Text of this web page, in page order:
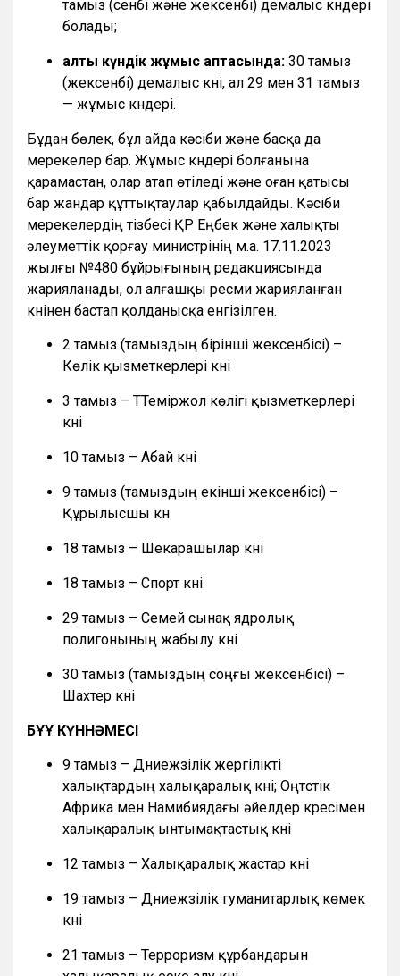
тамыз (сенбі және жексенбі) демалыс күндері
болады;
алты күндік жұмыс аптасында: 30 тамыз
(жексенбі) демалыс күні, ал 29 мен 31 тамыз
— жұмыс күндері.
Бұдан бөлек, бұл айда кәсіби және басқа да
мерекелер бар. Жұмыс күндері болғанына
қарамастан, олар атап өтіледі және оған қатысы
бар жандар құттықтаулар қабылдайды. Кәсіби
мерекелердің тізбесі ҚР Еңбек және халықты
әлеуметтік қорғау министрінің м.а. 17.11.2023
жылғы №480 бұйрығының редакциясында
жарияланады, ол алғашқы ресми жарияланған
күнінен бастап қолданысқа енгізілген.
2 тамыз (тамыздың бірінші жексенбісі) –
Көлік қызметкерлері күні
3 тамыз – ТТеміржол көлігі қызметкерлері
күні
10 тамыз – Абай күні
9 тамыз (тамыздың екінші жексенбісі) –
Құрылысшы күн
18 тамыз – Шекарашылар күні
18 тамыз – Спорт күні
29 тамыз – Семей сынақ ядролық
полигонының жабылу күні
30 тамыз (тамыздың соңғы жексенбісі) –
Шахтер күні
БҰҰ КҮННӘМЕСІ
9 тамыз – Дүниежүзілік жергілікті
халықтардың халықаралық күні; Оңтүстік
Африка мен Намибиядағы әйелдер күресімен
халықаралық ынтымақтастық күні
12 тамыз – Халықаралық жастар күні
19 тамыз – Дүниежүзілік гуманитарлық көмек
күні
21 тамыз – Терроризм құрбандарын